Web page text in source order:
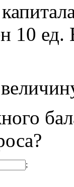
10
;